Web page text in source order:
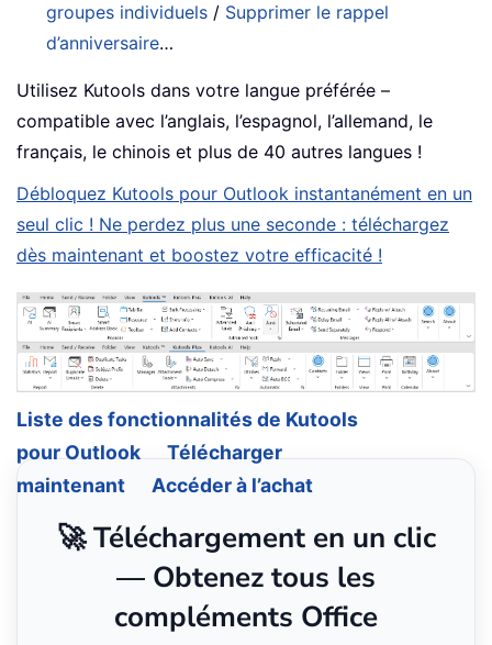
groupes individuels / Supprimer le rappel
d’anniversaire…
Utilisez Kutools dans votre langue préférée –
compatible avec l’anglais, l’espagnol, l’allemand, le
français, le chinois et plus de 40 autres langues !
Débloquez Kutools pour Outlook instantanément en un
seul clic ! Ne perdez plus une seconde : téléchargez
dès maintenant et boostez votre efficacité !
Liste des fonctionnalités de Kutools
pour Outlook
Télécharger
maintenant
Accéder à l’achat
🚀 Téléchargement en un clic
— Obtenez tous les
compléments Office